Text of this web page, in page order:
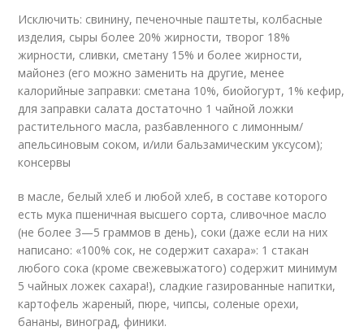
Исключить: свинину, печеночные паштеты, колбас­ные
изделия, сыры более 20% жирности, творог 18%
жирности, сливки, сметану 15% и более жирности,
майонез (его можно заменить на другие, менее
калорийные заправки: сметана 10%, биойогурт, 1% кефир,
для заправки салата достаточно 1 чайной ложки
растительного масла, разбавленного с лимонным/
апельсиновым соком, и/или бальзамиче­ским уксусом);
консервы
в масле, белый хлеб и любой хлеб, в составе которого
есть мука пшеничная высшего сорта, сливочное масло
(не более 3—5 грам­мов в день), соки (даже если на них
написано: «100% сок, не содержит сахара»: 1 стакан
любого сока (кроме свежевыжатого) содержит минимум
5 чайных ложек сахара!), сладкие газированные напитки,
картофель жареный, пюре, чипсы, соленые орехи,
бананы, виноград, финики.